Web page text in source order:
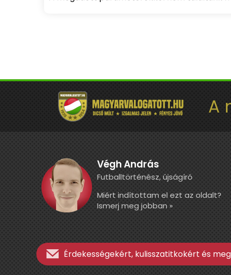
A
Végh András
Futballtörténész, újságíró
Miért indítottam el ezt az oldalt?
Ismerj meg jobban »
Érdekességekért, kulisszatitkokért és